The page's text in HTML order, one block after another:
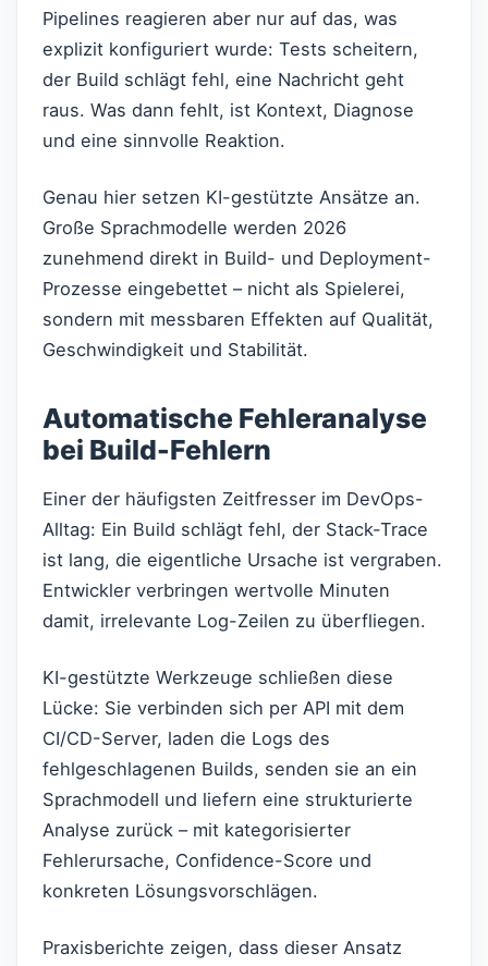
Pipelines reagieren aber nur auf das, was
explizit konfiguriert wurde: Tests scheitern,
der Build schlägt fehl, eine Nachricht geht
raus. Was dann fehlt, ist Kontext, Diagnose
und eine sinnvolle Reaktion.
Genau hier setzen KI-gestützte Ansätze an.
Große Sprachmodelle werden 2026
zunehmend direkt in Build- und Deployment-
Prozesse eingebettet – nicht als Spielerei,
sondern mit messbaren Effekten auf Qualität,
Geschwindigkeit und Stabilität.
Automatische Fehleranalyse
bei Build-Fehlern
Einer der häufigsten Zeitfresser im DevOps-
Alltag: Ein Build schlägt fehl, der Stack-Trace
ist lang, die eigentliche Ursache ist vergraben.
Entwickler verbringen wertvolle Minuten
damit, irrelevante Log-Zeilen zu überfliegen.
KI-gestützte Werkzeuge schließen diese
Lücke: Sie verbinden sich per API mit dem
CI/CD-Server, laden die Logs des
fehlgeschlagenen Builds, senden sie an ein
Sprachmodell und liefern eine strukturierte
Analyse zurück – mit kategorisierter
Fehlerursache, Confidence-Score und
konkreten Lösungsvorschlägen.
Praxisberichte zeigen, dass dieser Ansatz